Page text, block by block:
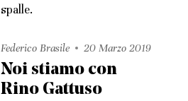
spalle.
Federico Brasile 20 Marzo 2019
Noi stiamo con
Rino Gattuso